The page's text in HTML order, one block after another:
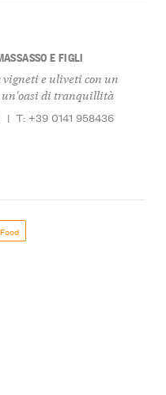
E FIGLI
vigneti e uliveti con un
un'oasi di tranquillità
| T: +39 0141 958436